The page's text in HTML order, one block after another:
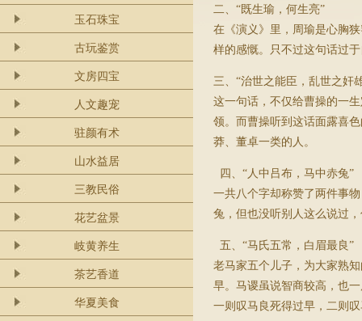
玉石珠宝
古玩鉴赏
文房四宝
人文趣宠
驻颜有术
山水益居
三教民俗
花艺盆景
岐黄养生
茶艺香道
华夏美食
二、“既生瑜，何生亮”
在《演义》里，周瑜是心胸
样的感慨。只不过这句话过
三、“治世之能臣，乱世之奸
这一句话，不仅给曹操的一
领。而曹操听到这话面露喜
莽、董卓一类的人。
四、“人中吕布，马中赤兔”
一共八个字却称赞了两件事
兔，但也没听别人这么说过
五、“马氏五常，白眉最良”
老马家五个儿子，为大家熟
早。马谡虽说智商较高，也
一则叹马良死得过早，二则